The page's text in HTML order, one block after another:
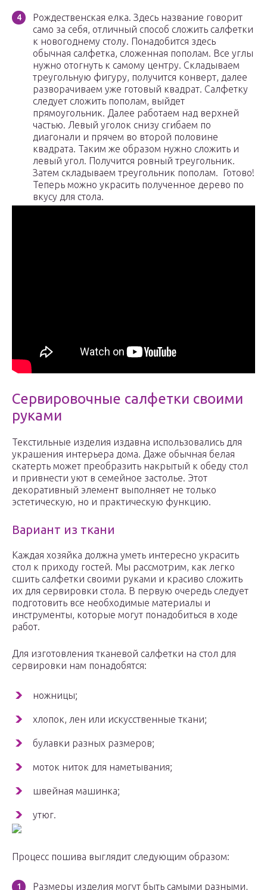
Рождественская елка. Здесь название говорит
само за себя, отличный способ сложить салфетки
к новогоднему столу. Понадобится здесь
обычная салфетка, сложенная пополам. Все углы
нужно отогнуть к самому центру. Складываем
треугольную фигуру, получится конверт, далее
разворачиваем уже готовый квадрат. Салфетку
следует сложить пополам, выйдет
прямоугольник. Далее работаем над верхней
частью. Левый уголок снизу сгибаем по
диагонали и прячем во второй половине
квадрата. Таким же образом нужно сложить и
левый угол. Получится ровный треугольник.
Затем складываем треугольник пополам. Готово!
Теперь можно украсить полученное дерево по
вкусу для стола.
Сервировочные салфетки своими
руками
Текстильные изделия издавна использовались для
украшения интерьера дома. Даже обычная белая
скатерть может преобразить накрытый к обеду стол
и привнести уют в семейное застолье. Этот
декоративный элемент выполняет не только
эстетическую, но и практическую функцию.
Вариант из ткани
Каждая хозяйка должна уметь интересно украсить
стол к приходу гостей. Мы рассмотрим, как легко
сшить салфетки своими руками и красиво сложить
их для сервировки стола. В первую очередь следует
подготовить все необходимые материалы и
инструменты, которые могут понадобиться в ходе
работ.
Для изготовления тканевой салфетки на стол для
сервировки нам понадобятся:
ножницы;
хлопок, лен или искусственные ткани;
булавки разных размеров;
моток ниток для наметывания;
швейная машинка;
утюг.
Процесс пошива выглядит следующим образом:
Размеры изделия могут быть самыми разными,